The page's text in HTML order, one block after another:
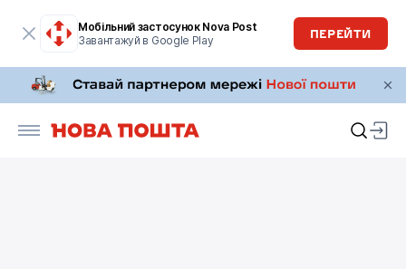
Мобільний застосунок Nova Post
Завантажуй в Google Play
ПЕРЕЙТИ